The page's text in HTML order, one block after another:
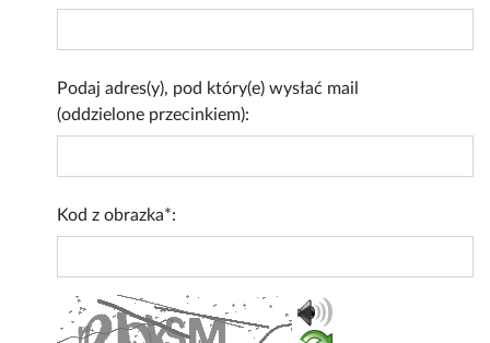
Podaj adres(y), pod który(e) wysłać mail
(oddzielone przecinkiem):
Kod z obrazka*: